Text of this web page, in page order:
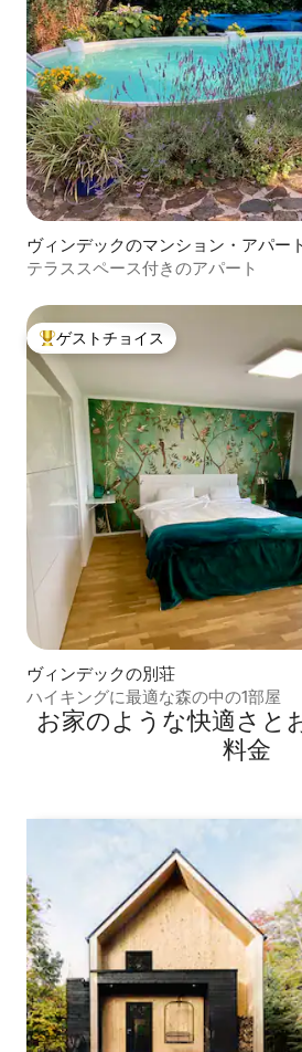
ヴィンデックのマンション・アパー
テラススペース付きのアパート
大好評のゲストチョイスです。
ゲストチョイス
ヴィンデックの別荘
ハイキングに最適な森の中の1部屋
お家のような快⁠適⁠さ⁠と
料⁠金